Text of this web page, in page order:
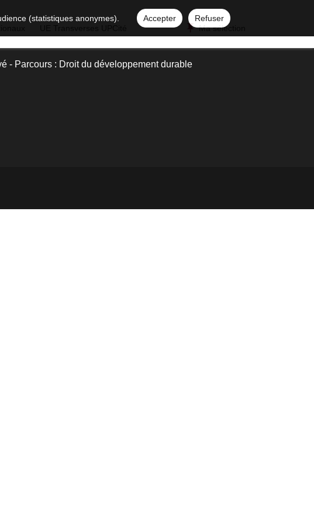
(statistiques anonymes). Accepter
Refuser
Ma sélection
- Parcours : Droit du développement durable